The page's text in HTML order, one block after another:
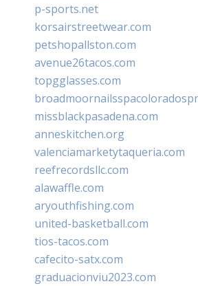
p-sports.net
korsairstreetwear.com
petshopallston.com
avenue26tacos.com
topgglasses.com
missblackpasadena.com
anneskitchen.org
valenciamarketytaqueria.com
reefrecordsllc.com
alawaffle.com
aryouthfishing.com
united-basketball.com
tios-tacos.com
cafecito-satx.com
graduacionviu2023.com